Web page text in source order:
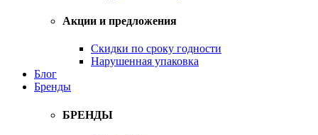
Акции и предложения
Скидки по сроку годности
Нарушенная упаковка
Блог
Бренды
БРЕНДЫ